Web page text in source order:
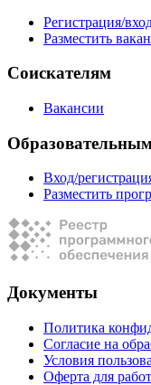
Регистрация/
Разместить
Соискателям
Вакансии
Вход/
Разместить
Документы
Политика
Согласие на
Условия
Оферта для